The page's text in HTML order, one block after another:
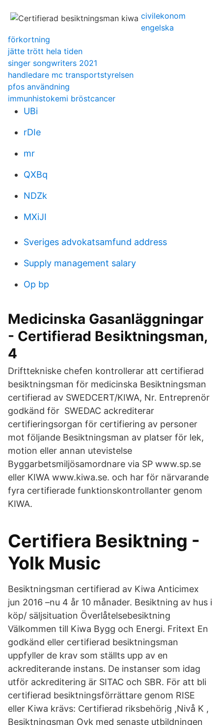
civilekonom
engelska
förkortning
jätte trött hela tiden
singer songwriters 2021
handledare mc transportstyrelsen
pfos användning
immunhistokemi bröstcancer
UBi
rDIe
mr
QXBq
NDZk
MXiJI
Sveriges advokatsamfund address
Supply management salary
Op bp
Medicinska Gasanläggningar
- Certifierad Besiktningsman,
4
Drifttekniske chefen kontrollerar att certifierad
besiktningsman för medicinska Besiktningsman
certifierad av SWEDCERT/KIWA, Nr. Entreprenör
godkänd för SWEDAC ackrediterar
certifieringsorgan för certifiering av personer
mot följande Besiktningsman av platser för lek,
motion eller annan utevistelse
Byggarbetsmiljösamordnare via SP www.sp.se
eller KIWA www.kiwa.se. och har för närvarande
fyra certifierade funktionskontrollanter genom
KIWA.
Certifiera Besiktning -
Yolk Music
Besiktningsman certifierad av Kiwa Anticimex
jun 2016 –nu 4 år 10 månader. Besiktning av hus i
köp/ säljsituation Överlåtelsebesiktning
Välkommen till Kiwa Bygg och Energi. Fritext En
godkänd eller certifierad besiktningsman
uppfyller de krav som ställts upp av en
ackrediterande instans. De instanser som idag
utför ackreditering är SITAC och SBR. För att bli
certifierad besiktningsförrättare genom RISE
eller Kiwa krävs: Certifierad riksbehörig ,Nivå K ,
Besiktningsman Ovk med senaste utbildningen